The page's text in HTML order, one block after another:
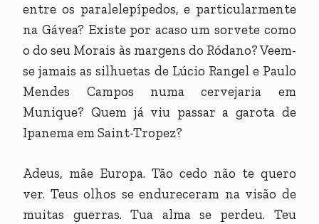
entre os paralelepípedos, e particularmente
na Gávea? Existe por acaso um sorvete como
o do seu Morais às margens do Ródano? Veem-
se jamais as silhuetas de Lúcio Rangel e Paulo
Mendes Campos numa cervejaria em
Munique? Quem já viu passar a garota de
Ipanema em Saint-Tropez?
Adeus, mãe Europa. Tão cedo não te quero
ver. Teus olhos se endureceram na visão de
muitas guerras. Tua alma se perdeu. Teu